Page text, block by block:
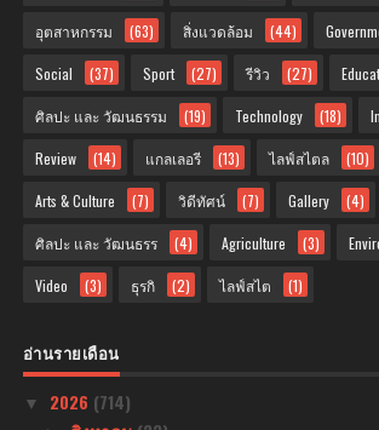
อุตสาหกรรม (63) สิ่งแวดล้อม (44)
Social (37) Sport (27) รีวิว (27)
ศิลปะ และ วัฒนธรรม (19) Technology (18)
Review (14) แกลเลอรี (13) ไลฟ์สไตล (10)
Arts & Culture (7) วิดีทัศน์ (7) Gallery (4)
ศิลปะ และ วัฒนธรร (4) Agriculture (3)
Video (3) ธุรกิ (2) ไลฟ์สไต (1)
อ่านรายเดือน
▼ 2026 (714)